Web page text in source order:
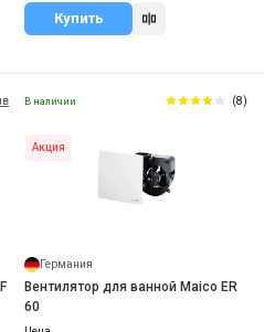
Купить
В наличии (8)
Акция
Германия
Вентилятор для ванной Maico ER
60